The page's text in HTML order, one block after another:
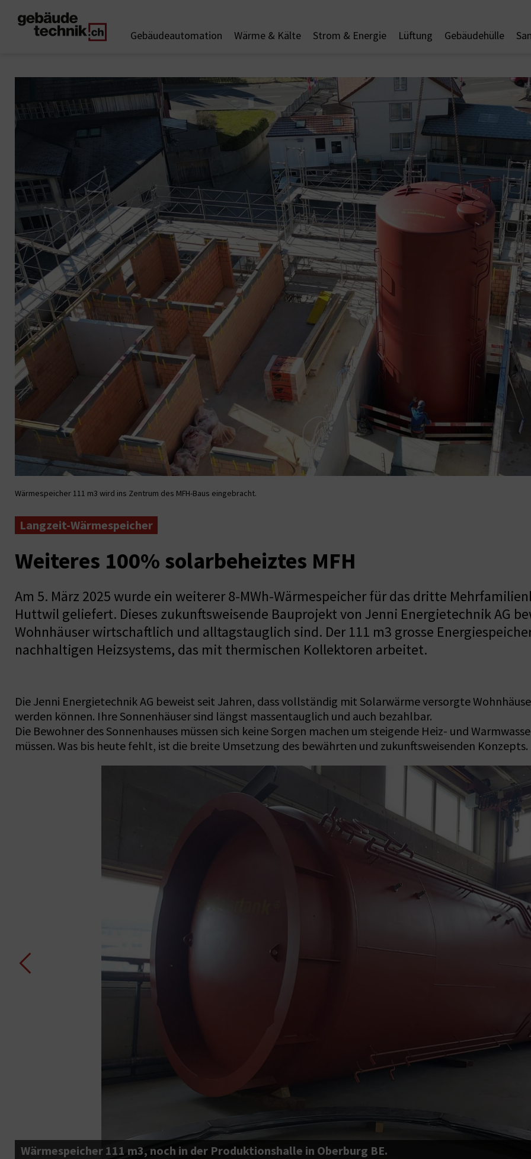
Gebäudeautomation Wärme & Kälte Strom & Energie Lüftung Gebäudehülle
Wärmespeicher 111 m3 wird ins Zentrum des MFH-Baus eingebracht.
Langzeit-Wärmespeicher
Weiteres 100% solarbeheiztes MFH
Am 5. März 2025 wurde ein weiterer 8-MWh-Wärmespeicher für das dritte
Huttwil geliefert. Dieses zukunftsweisende Bauprojekt von Jenni Energietechnik AG
Wohnhäuser wirtschaftlich und alltagstauglich sind. Der 111 m3 grosse
nachhaltigen Heizsystems, das mit thermischen Kollektoren arbeitet.
Die Jenni Energietechnik AG beweist seit Jahren, dass vollständig mit Solarwärme versorgte
werden können. Ihre Sonnenhäuser sind längst massentauglich und auch bezahlbar.
Die Bewohner des Sonnenhauses müssen sich keine Sorgen machen um steigende Heiz- und
müssen. Was bis heute fehlt, ist die breite Umsetzung des bewährten und zukunftsweisenden Konzepts.
Wärmespeicher 111 m3, noch in der Produktionshalle in Oberburg BE.